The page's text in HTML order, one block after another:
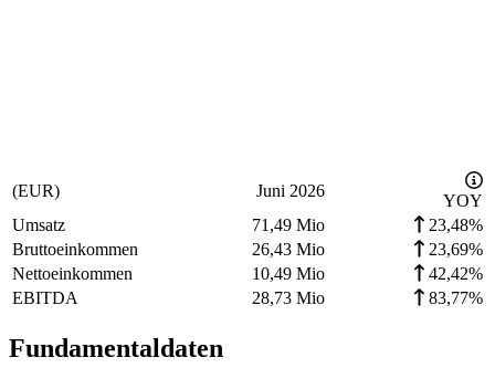
(EUR) Juni 2026
YOY
Umsatz
71,49 Mio
23,48%
Bruttoeinkommen
26,43 Mio
23,69%
Nettoeinkommen
10,49 Mio
42,42%
EBITDA
28,73 Mio 83,77%
Fundamentaldaten